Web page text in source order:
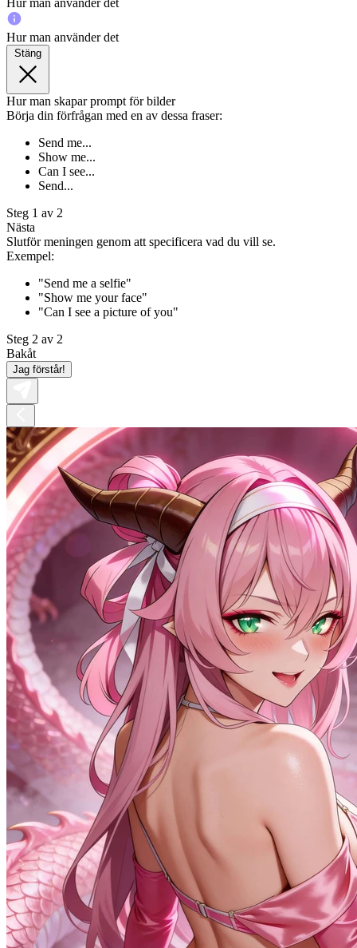
Hur man använder det
Stäng
Hur man skapar prompt för bilder
Börja din förfrågan med en av dessa fraser:
Send me...
Show me...
Can I see...
Send...
Steg 1 av 2
Nästa
Slutför meningen genom att specificera vad du vill se.
Exempel:
"Send me a selfie"
"Show me your face"
"Can I see a picture of you"
Steg 2 av 2
Bakåt
Jag förstår!